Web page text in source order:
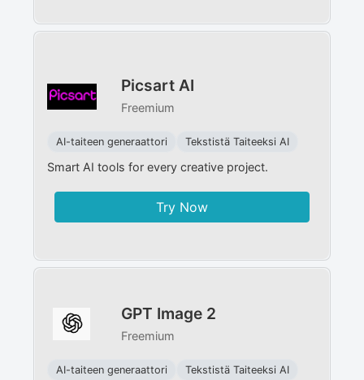
Picsart AI
Freemium
AI-taiteen generaattori Tekstistä Taiteeksi AI
Smart AI tools for every creative project.
Try Now
GPT Image 2
Freemium
AI-taiteen generaattori Tekstistä Taiteeksi AI